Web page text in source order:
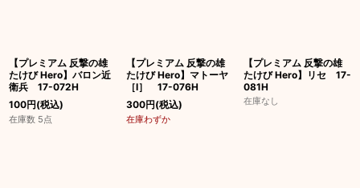
【プレミアム 反撃の雄
たけび Hero】バロン近
衛兵 17-072H
100円(税込)
在庫数 5点
【プレミアム 反撃の雄
たけび Hero】マトーヤ
［I］ 17-076H
300円(税込)
在庫わずか
【プレミアム 反撃の雄
たけび Hero】リセ 17-
081H
在庫なし